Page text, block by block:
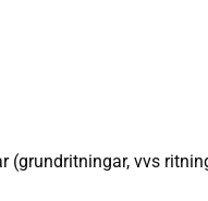
vvs